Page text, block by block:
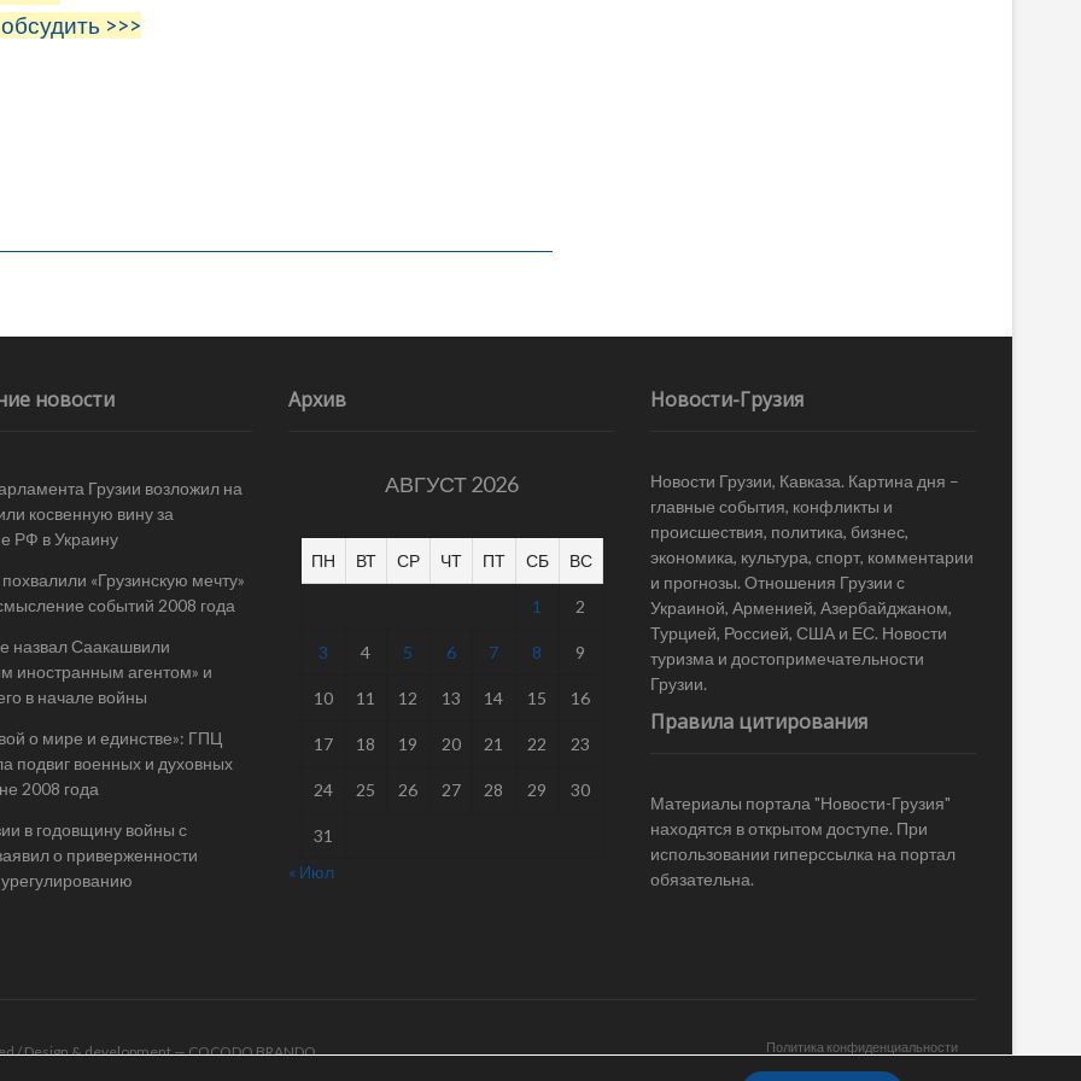
>>>
новости
Грузии возложил на
косвенную вину за
РФ в Украину
«Грузинскую мечту»
событий 2008 года
назвал Саакашвили
иностранным агентом» и
в начале войны
о мире и единстве»: ГПЦ
подвиг военных и духовных
2008 года
в годовщину войны с
о приверженности
Архив
АВГУСТ 2026
ПН ВТ СР ЧТ ПТ СБ ВС
1 2
3 4 5 6 7 8 9
10 11 12 13 14 15 16
17 18 19 20 21 22 23
24 25 26 27 28 29 30
31
« Июл
Новости-Грузия
Новости Грузии, Кавказа. Картина дня –
главные события, конфликты и
происшествия, политика, бизнес,
экономика, культура, спорт, комментарии
и прогнозы. Отношения Грузии с
Украиной, Арменией, Азербайджаном,
Турцией, Россией, США и ЕС. Новости
туризма и достопримечательности
Грузии.
Правила цитирования
Материалы портала "Новости-Грузия"
находятся в открытом доступе. При
использовании гиперссылка на портал
обязательна.
Политика конфиденциальности
/ Design & development —COCODO BRANDO